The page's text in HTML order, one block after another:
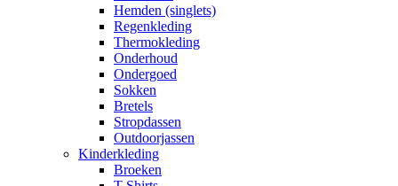
Hemden (singlets)
Regenkleding
Thermokleding
Onderhoud
Ondergoed
Sokken
Bretels
Stropdassen
Outdoorjassen
Kinderkleding
Broeken